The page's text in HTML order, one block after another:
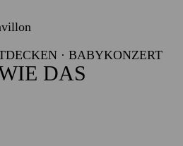
· BABYKONZERT
DAS